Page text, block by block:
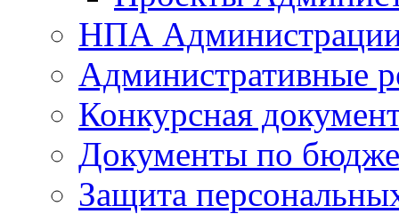
НПА
Административные
Конкурсная
Документы по
Защита